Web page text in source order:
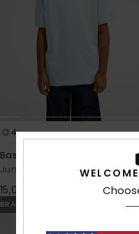
4
Basic
Jungen 8-16 Blau T-Shirt
15,00 €
BRANDNEU